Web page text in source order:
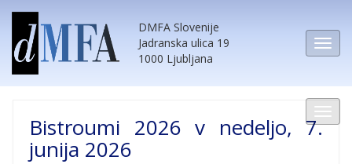
DMFA Slovenije
Jadranska ulica 19
1000 Ljubljana
Bistroumi 2026 v nedeljo, 7.
junija 2026